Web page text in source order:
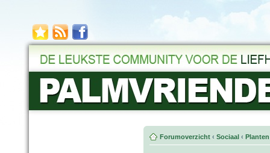
Forumoverzicht ‹ Sociaal ‹